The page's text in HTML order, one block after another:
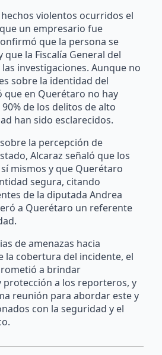
violentos ocurridos el
un empresario fue
que la persona se
la Fiscalía General del
investigaciones. Aunque no
sobre la identidad del
en Querétaro no hay
de los delitos de alto
han sido esclarecidos.
la percepción de
Alcaraz señaló que los
mismos y que Querétaro
segura, citando
de la diputada Andrea
a Querétaro un referente
de amenazas hacia
la cobertura del incidente, el
a brindar
a los reporteros, y
reunión para abordar este y
con la seguridad y el